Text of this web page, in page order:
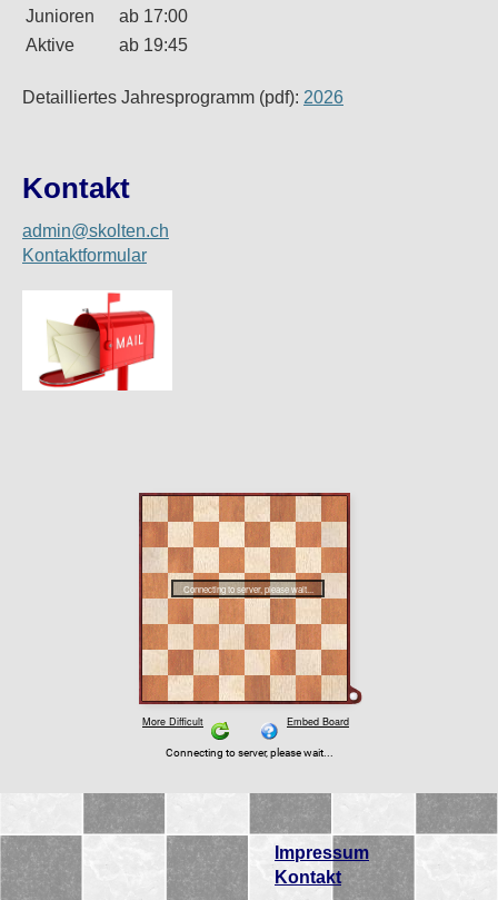
Junioren
ab 17:00
Aktive
ab 19:45
Detailliertes Jahresprogramm (pdf): 2026
Kontakt
admin@skolten.ch
Kontaktformular
Impressum
Kontakt